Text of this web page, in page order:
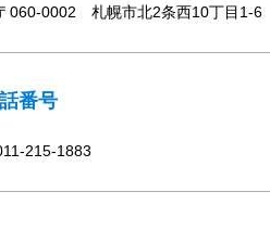
060-0002 札幌市北2条西10丁目1-6
番号
215-1883